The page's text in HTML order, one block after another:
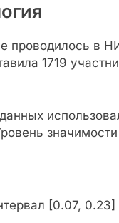
проводилось в
1719
[0.07,